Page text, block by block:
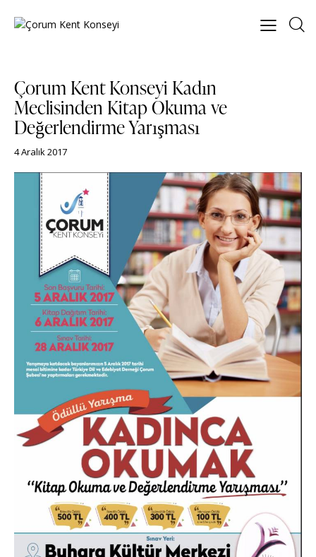
Çorum Kent Konseyi Kadın
Meclisinden Kitap Okuma ve
Değerlendirme Yarışması
4 Aralık 2017